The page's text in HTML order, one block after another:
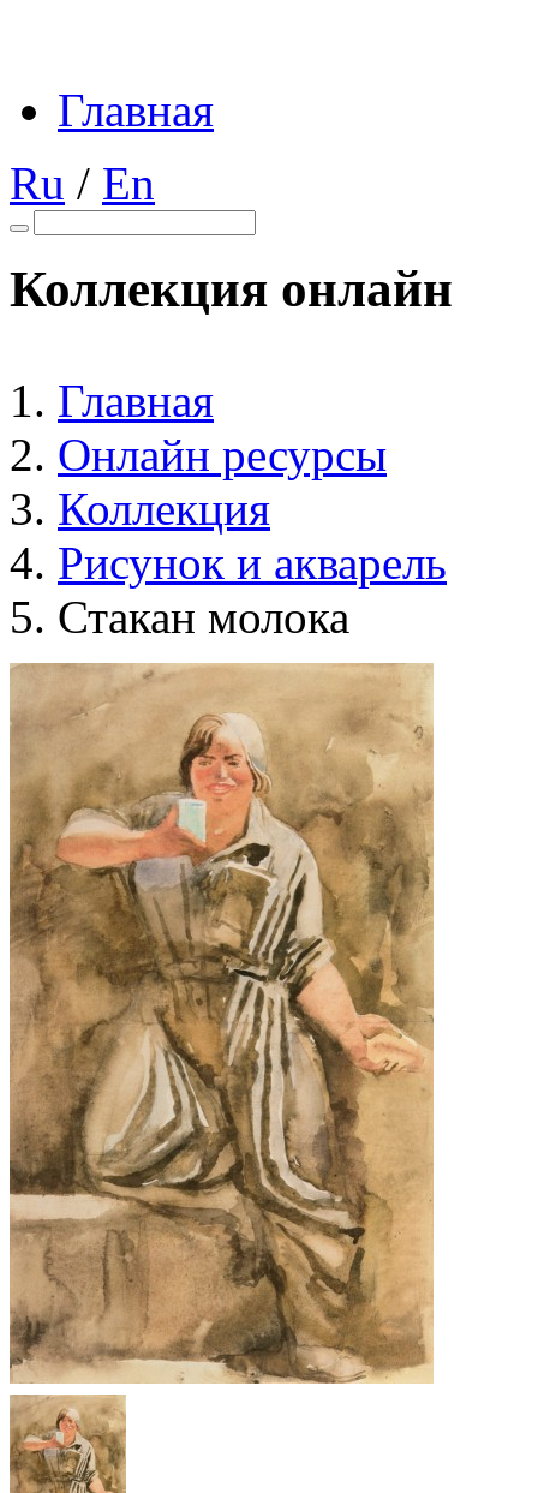
Главная
Ru / En
Коллекция онлайн
Главная
Онлайн ресурсы
Коллекция
Рисунок и акварель
Стакан молока